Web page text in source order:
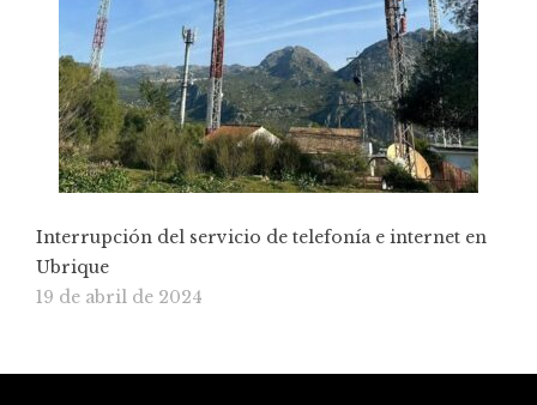
Interrupción del servicio de telefonía e internet en
Ubrique
19 de abril de 2024